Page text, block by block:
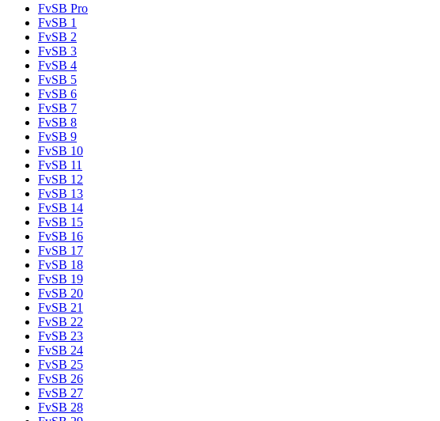
FvSB Pro
FvSB 1
FvSB 2
FvSB 3
FvSB 4
FvSB 5
FvSB 6
FvSB 7
FvSB 8
FvSB 9
FvSB 10
FvSB 11
FvSB 12
FvSB 13
FvSB 14
FvSB 15
FvSB 16
FvSB 17
FvSB 18
FvSB 19
FvSB 20
FvSB 21
FvSB 22
FvSB 23
FvSB 24
FvSB 25
FvSB 26
FvSB 27
FvSB 28